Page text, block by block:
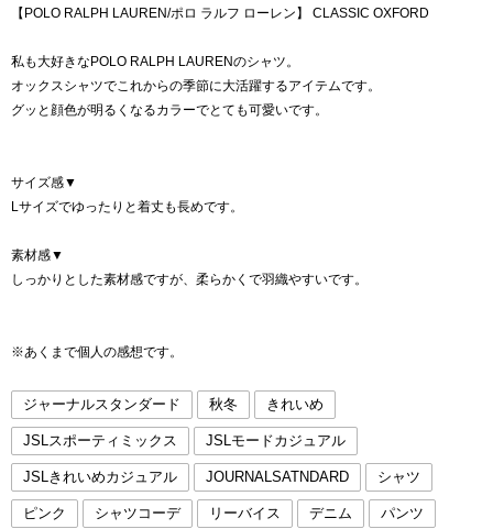
【POLO RALPH LAUREN/ポロ ラルフ ローレン】 CLASSIC OXFORD
私も大好きなPOLO RALPH LAURENのシャツ。
オックスシャツでこれからの季節に大活躍するアイテムです。
グッと顔色が明るくなるカラーでとても可愛いです。
サイズ感▼
Lサイズでゆったりと着丈も長めです。
素材感▼
しっかりとした素材感ですが、柔らかくで羽織やすいです。
※あくまで個人の感想です。
ジャーナルスタンダード 秋冬 きれいめ
JSLスポーティミックス JSLモードカジュアル
JSLきれいめカジュアル JOURNALSATNDARD シャツ
ピンク シャツコーデ リーバイス デニム パンツ